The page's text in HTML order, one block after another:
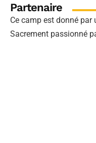
Partenaire
Ce camp est donné
Sacrement passionné